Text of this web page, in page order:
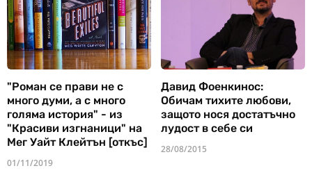
"Роман се прави не с
много думи, а с много
голяма история" - из
"Красиви изгнаници" на
Мег Уайт Клейтън [откъс]
01/11/2019
Давид Фоенкинос:
Обичам тихите любови,
защото нося достатъчно
лудост в себе си
28/08/2015